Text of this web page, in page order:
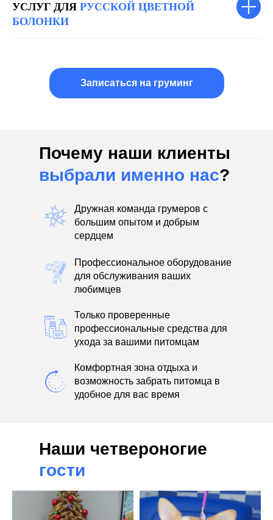
УСЛУГ ДЛЯ РУССКОЙ ЦВЕТНОЙ
БОЛОНКИ
Записаться на груминг
Почему наши клиенты
выбрали именно нас?
Дружная команда грумеров с
большим опытом и добрым
сердцем
Профессиональное оборудование
для обслуживания ваших
любимцев
Только проверенные
профессиональные средства для
ухода за вашими питомцам
Комфортная зона отдыха и
возможность забрать питомца в
удобное для вас время
Наши четвероногие
гости